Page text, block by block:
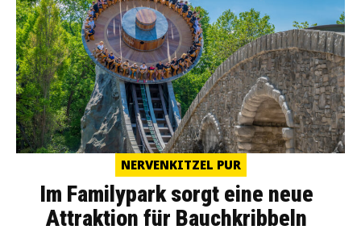
NERVENKITZEL PUR
Im Familypark sorgt eine neue
Attraktion für Bauchkribbeln